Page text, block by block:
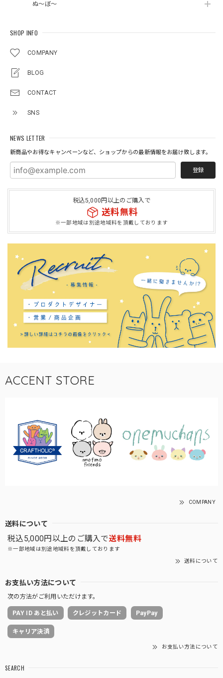
ぬ～ぼ～
SHOP INFO
COMPANY
BLOG
CONTACT
SNS
NEWS LETTER
新商品やお得なキャンペーンなど、ショップからの最新情報をお届け致します。
登録
税込5,000円以上のご購入で
送料無料
※一部地域は別途地域料を頂戴しております
ACCENT STORE
COMPANY
送料について
税込5,000円以上のご購入で送料無料
※一部地域は別途地域料を頂戴しております
送料について
お支払い方法について
次の方法がご利用いただけます。
PAY ID あと払い クレジットカード PayPay
キャリア決済
お支払い方法について
SEARCH